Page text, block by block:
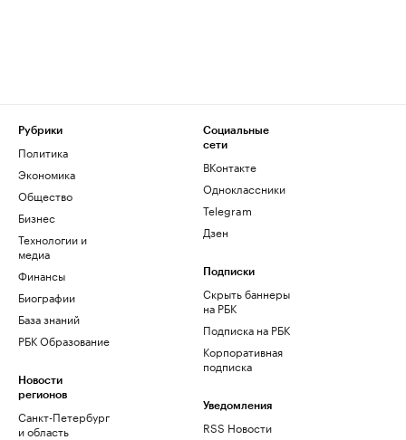
Рубрики
Политика
Экономика
Общество
Бизнес
Технологии и
медиа
Финансы
Биографии
База знаний
РБК Образование
Новости
регионов
Санкт-Петербург
и область
Социальные
сети
ВКонтакте
Одноклассники
Telegram
Дзен
Подписки
Скрыть баннеры
на РБК
Подписка на РБК
Корпоративная
подписка
Уведомления
RSS Новости